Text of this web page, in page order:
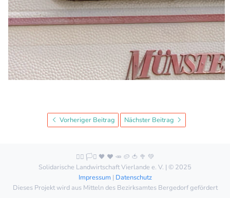
Vorheriger Beitrag Nächster Beitrag
🏳️‍🌈 🏳️‍⚧️ 🖤 ❤️ 🥕 🥔 🍅 🥦 💚
Solidarische Landwirtschaft Vierlande e. V. | © 2025
Impressum | Datenschutz
Dieses Projekt wird aus Mitteln des Bezirksamtes Bergedorf gefördert